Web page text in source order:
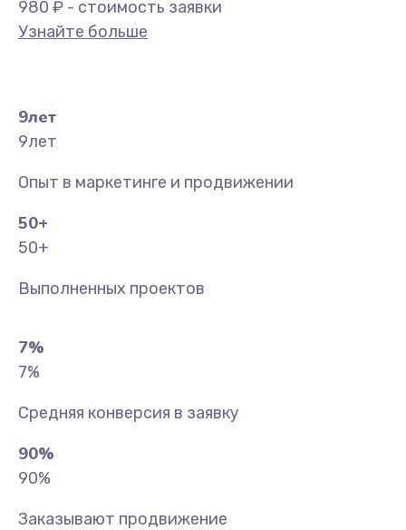
980 ₽ - стоимость заявки
Узнайте больше
9лет
9лет
Опыт в маркетинге и продвижении
50+
50+
Выполненных проектов
7%
7%
Средняя конверсия в заявку
90%
90%
Заказывают продвижение